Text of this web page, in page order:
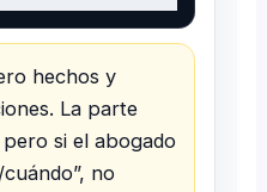
hechos y
La parte
si el abogado
no